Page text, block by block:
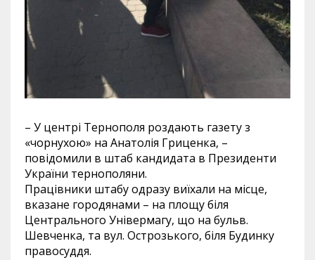
– У центрі Тернополя роздають газету з
«чорнухою» на Анатолія Гриценка, –
повідомили в штаб кандидата в Президенти
України тернополяни.
Працівники штабу одразу виїхали на місце,
вказане городянами – на площу біля
Центрального Універмагу, що на бульв.
Шевченка, та вул. Острозького, біля Будинку
правосуддя.